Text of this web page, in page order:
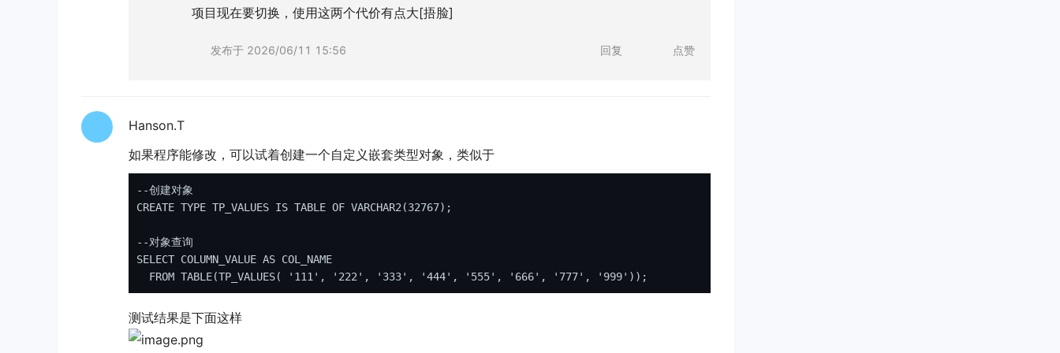
项目现在要切换，使用这两个代价有点大[捂脸]
发布于 2026/06/11 15:56 回复 点赞
Hanson.T
如果程序能修改，可以试着创建一个自定义嵌套类型对象，类似于
--创建对象
CREATE TYPE TP_VALUES IS TABLE OF VARCHAR2(32767);
--对象查询
SELECT COLUMN_VALUE AS COL_NAME
FROM TABLE(TP_VALUES( '111' , '222' , '333' , '444' , '555' , '666' , '777' , '999'
测试结果是下面这样